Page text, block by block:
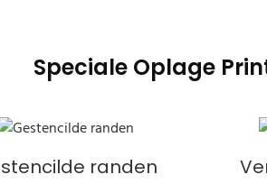
Speciale Oplage
randen